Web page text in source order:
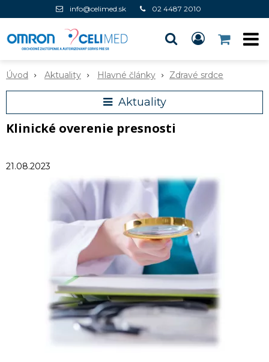
info@celimed.sk 02 4487 2010
Úvod Aktuality Hlavné články Zdravé srdce
Aktuality
Klinické overenie presnosti
21.08.2023